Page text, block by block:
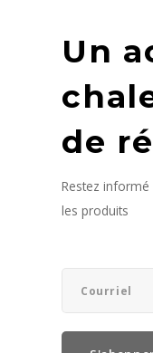
Un
de
Restez
les produits
pièce demande ses
chambre des enfants,
à un objet